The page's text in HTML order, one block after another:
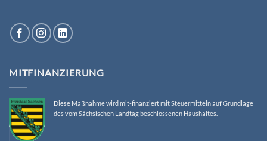
MITFINANZIERUNG
Diese Maßnahme wird mit-finanziert mit Steuermitteln auf Grundlage
des vom Sächsischen Landtag beschlossenen Haushaltes.